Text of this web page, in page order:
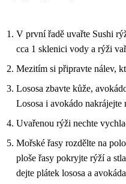
V první řadě uvařte Sushi
cca 1 sklenici vody a rýži
Mezitím si připravte nálev,
Lososa zbavte kůže,
Lososa i avokádo
Uvařenou rýži nechte
Mořské řasy rozdělte na
ploše řasy pokryjte rýží a
dejte plátek lososa a